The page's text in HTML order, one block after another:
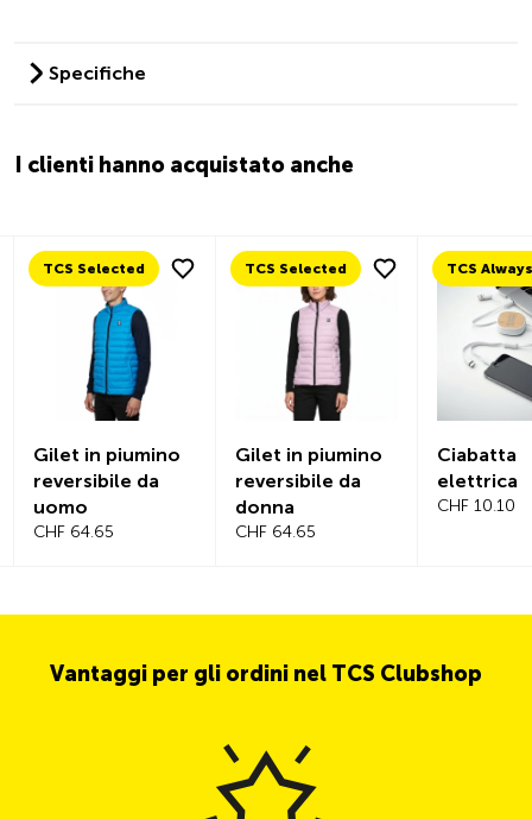
Specifiche
I clienti hanno acquistato anche
TCS Selected
Gilet in piumino
reversibile da
uomo
CHF 64.65
TCS Selected
Gilet in piumino
reversibile da
donna
CHF 64.65
Ciabatta
elettrica
CHF 10.10
Vantaggi per gli ordini nel TCS Clubshop